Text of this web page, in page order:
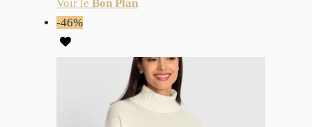
Voir le Bon Plan
-46%